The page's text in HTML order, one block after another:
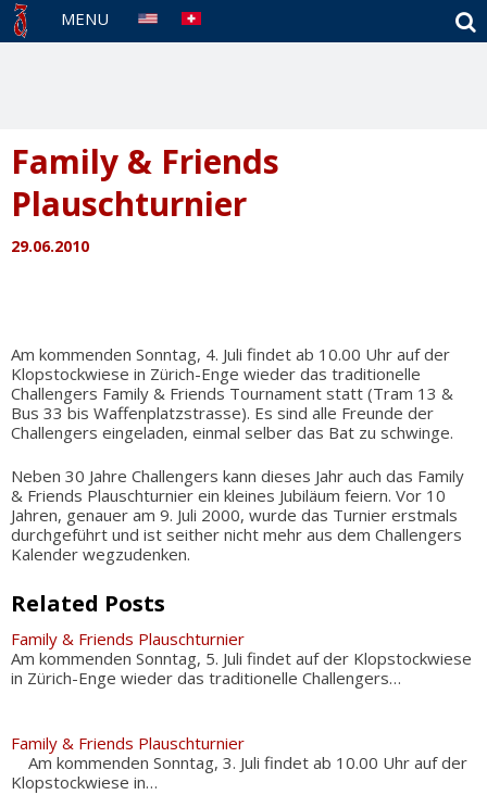
MENU
Family & Friends
Plauschturnier
29.06.2010
Am kommenden Sonntag, 4. Juli findet ab 10.00 Uhr auf der
Klopstockwiese in Zürich-Enge wieder das traditionelle
Challengers Family & Friends Tournament statt (Tram 13 &
Bus 33 bis Waffenplatzstrasse). Es sind alle Freunde der
Challengers eingeladen, einmal selber das Bat zu schwinge.
Neben 30 Jahre Challengers kann dieses Jahr auch das Family
& Friends Plauschturnier ein kleines Jubiläum feiern. Vor 10
Jahren, genauer am 9. Juli 2000, wurde das Turnier erstmals
durchgeführt und ist seither nicht mehr aus dem Challengers
Kalender wegzudenken.
Related Posts
Family & Friends Plauschturnier
Am kommenden Sonntag, 5. Juli findet auf der Klopstockwiese
in Zürich-Enge wieder das traditionelle Challengers…
Family & Friends Plauschturnier
Am kommenden Sonntag, 3. Juli findet ab 10.00 Uhr auf der
Klopstockwiese in…